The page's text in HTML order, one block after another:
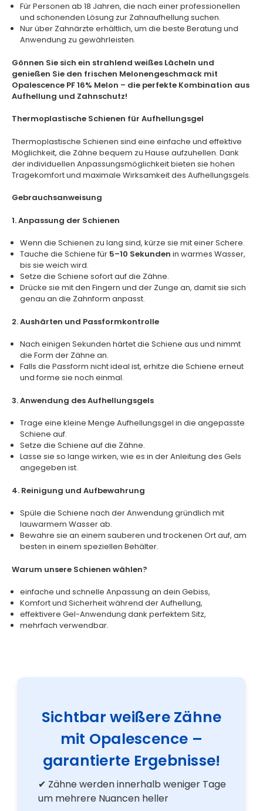
Für Personen ab 18 Jahren, die nach einer professionellen
und schonenden Lösung zur Zahnaufhellung suchen.
Nur über Zahnärzte erhältlich, um die beste Beratung und
Anwendung zu gewährleisten.
Gönnen Sie sich ein strahlend weißes Lächeln und
genießen Sie den frischen Melonengeschmack mit
Opalescence PF 16% Melon – die perfekte Kombination aus
Aufhellung und Zahnschutz!
Thermoplastische Schienen für Aufhellungsgel
Thermoplastische Schienen sind eine einfache und effektive
Möglichkeit, die Zähne bequem zu Hause aufzuhellen. Dank
der individuellen Anpassungsmöglichkeit bieten sie hohen
Tragekomfort und maximale Wirksamkeit des Aufhellungsgels.
Gebrauchsanweisung
1. Anpassung der Schienen
Wenn die Schienen zu lang sind, kürze sie mit einer Schere.
Tauche die Schiene für 5–10 Sekunden in warmes Wasser,
bis sie weich wird.
Setze die Schiene sofort auf die Zähne.
Drücke sie mit den Fingern und der Zunge an, damit sie sich
genau an die Zahnform anpasst.
2. Aushärten und Passformkontrolle
Nach einigen Sekunden härtet die Schiene aus und nimmt
die Form der Zähne an.
Falls die Passform nicht ideal ist, erhitze die Schiene erneut
und forme sie noch einmal.
3. Anwendung des Aufhellungsgels
Trage eine kleine Menge Aufhellungsgel in die angepasste
Schiene auf.
Setze die Schiene auf die Zähne.
Lasse sie so lange wirken, wie es in der Anleitung des Gels
angegeben ist.
4. Reinigung und Aufbewahrung
Spüle die Schiene nach der Anwendung gründlich mit
lauwarmem Wasser ab.
Bewahre sie an einem sauberen und trockenen Ort auf, am
besten in einem speziellen Behälter.
Warum unsere Schienen wählen?
einfache und schnelle Anpassung an dein Gebiss,
Komfort und Sicherheit während der Aufhellung,
effektivere Gel-Anwendung dank perfektem Sitz,
mehrfach verwendbar.
Sichtbar weißere Zähne
mit Opalescence –
garantierte Ergebnisse!
✔ Zähne werden innerhalb weniger Tage
um mehrere Nuancen heller